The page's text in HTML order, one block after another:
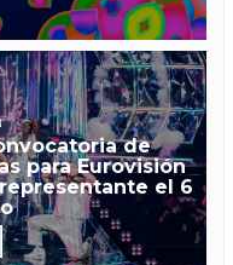
de
para Eurovisión
el 6